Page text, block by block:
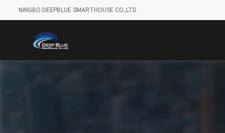
NINGBO DEEPBLUE SMARTHOUSE CO.,LTD